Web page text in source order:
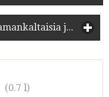
Samankaltaisia juomia
(0.7 l)